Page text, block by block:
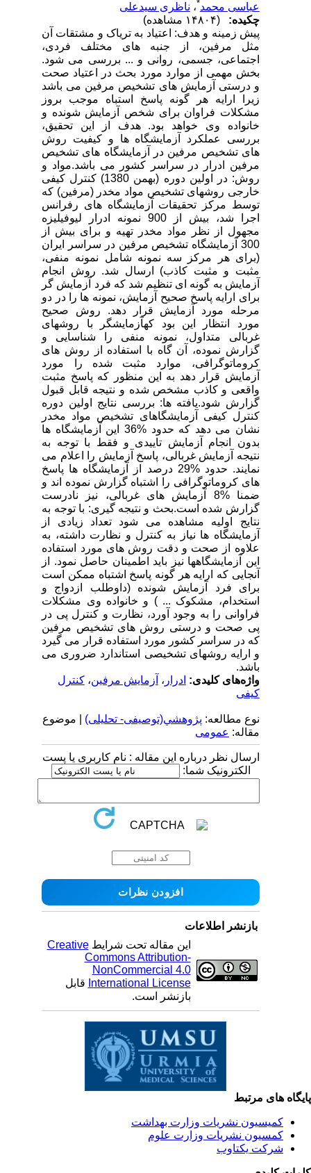
عباسی محمد ،ناظری سیدعلی
چکیده:
پیش زمینه و هدف: اعتیاد به تریاک و مشتقات آن
مثل مرفین، از جنبه های مختلف فردی،
اجتماعی، جسمی، روانی و ... بررسی می شود.
بخش مهمی از موارد مورد بحث در اعتیاد صحت
و درستی آزمایش های تشخیص مرفین می باشد
زیرا ارایه هر گونه پاسخ استباه موجب بروز
مشکلات فراوان برای شخص آزمایش شونده و
خانواده وی خواهد بود. هدف از این تحقیق،
بررسی عملکرد آزمایشگاه ها و کیفیت روش
های تشخیص مرفین در آزمایشگاه های تشخیص
مرفین ادرار در سراسر کشور می باشد.مواد و
روش: در اولین دوره (بهمن 1380) کنترل کیفی
خارجی روشهای تشخیص مواد مخدر (مرفین) که
توسط مرکز تحقیقات آزمایشگاه های رفرانس
اجرا شد، بیش از 900 نمونه ادرار لیوفیلیزه
مجهول از نظر مواد مخدر تهیه و برای بیش از
300 آزمایشگاه تشخیص مرفین در سراسر ایران
(برای هر مرکز سه نمونه شامل نمونه منفی،
مثبت و مثبت کاذب) ارسال شد. روش انجام
آزمایش به گونه ای تنظیم شد که فرد آزمایش گر
برای ارایه پاسخ صحیح آزمایش، نمونه ها را در دو
مرحله مورد آزمایش قرار دهد. روش صحیح
مورد انتظار این بود کهآزمایشگر با روشهای
غربالی متداول، نمونه منفی را شناسایی و
گزارش نموده، آن گاه با استفاده از روش های
کروماتوگرافی، موارد مثبت شده را مورد
آزمایش قرار دهد به این منظور که پاسخ مثبت
واقعی و کاذب مشخص شده و نتیجه قابل قبول
گزارش شود.یافته ها: بررسی نتایج اولین دوره
کنترل کیفی آزمایشگاهای تشخیص مواد مخدر
نشان می دهد که حدود %36 این آزمایشگاه ها
بدون انجام آزمایش تاییدی و فقط با توجه به
نتیجه آزمایش غربالی، پاسخ آزمایش را اعلام می
نمایند. حدود %29 درصد از آزمایشگاه ها پاسخ
های کروماتوگرافی را اشتباه گزارش نموده اند و
ضمنا %8 آزمایش های غربالی، نیز نادرست
گزارش شده است.بحث و نتیجه گیری: با توجه به
نتایج اولیه مشاهده می شود تعداد زیادی از
آزمایشگاه ها نیاز به کنترل و نظارت داشته، به
علاوه از صحت و دقت روش های مورد استفاده
این آزمایشگاهها نیز باید اطمینان حاصل نمود. از
آنجایی که ارایه هر گونه پاسخ اشتباه ممکن است
برای فرد آزمایش شونده (داوطلب ازدواج و
استخدام، مشکوک ... ) و خانواده وی مشکلات
فراوانی را به وجود آورد، نظارت و کنترل پی در
پی صحت و درستی روش های تشخیص مرفین
که در سراسر کشور مورد استفاده قرار می گیرد
و ارایه روشهای تشخیصی استاندارد ضروری می
باشد.
واژه‌های کلیدی:ادرار ، آزمایش مرفین،کنترل
کیفی
نوع مطالعه:پژوهشي(توصیفی- تحلیلی) | موضوع
مقاله:عمومى
ارسال نظر درباره این مقاله : نام کاربری یا پست
الکترونیک شما:
بازنشر اطلاعات
این مقاله تحت شرایطCreative
Commons Attribution-
NonCommercial 4.0
International Licenseقابل
بازنشر است.
های مرتبط
کمیسیون نشریات وزارت بهداشت
کمسیون نشریات وزارت علوم
شرکت یکتاوب